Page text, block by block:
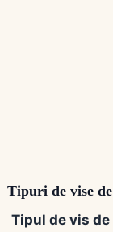
Tipuri de vise
Tipul de vis de